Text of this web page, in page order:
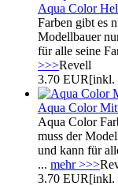
Aqua Color
Farben gibt es
Modellbauer
für alle seine
>>>Revell
3.70 EUR[inkl.
Aqua Color
Aqua Color
muss der
und kann für
... mehr >>>
3.70 EUR[inkl.